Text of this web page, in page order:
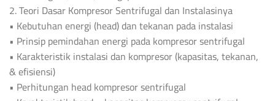
2. Teori Dasar Kompresor Sentrifugal dan Instalasinya
• Kebutuhan energi (head) dan tekanan pada instalasi
• Prinsip pemindahan energi pada kompresor sentrifugal
• Karakteristik instalasi dan kompresor (kapasitas, tekanan,
& efisiensi)
• Perhitungan head kompresor sentrifugal